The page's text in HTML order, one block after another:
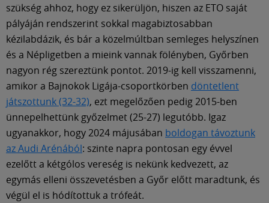
szükség ahhoz, hogy ez sikerüljön, hiszen az ETO saját
pályáján rendszerint sokkal magabiztosabban
kézilabdázik, és bár a közelmúltban semleges helyszínen
és a Népligetben a mieink vannak fölényben, Győrben
nagyon rég szereztünk pontot. 2019-ig kell visszamenni,
amikor a Bajnokok Ligája-csoportkörben döntetlent
játszottunk (32-32), ezt megelőzően pedig 2015-ben
ünnepelhettünk győzelmet (25-27) legutóbb. Igaz
ugyanakkor, hogy 2024 májusában boldogan távoztunk
az Audi Arénából: szinte napra pontosan egy évvel
ezelőtt a kétgólos vereség is nekünk kedvezett, az
egymás elleni összevetésben a Győr előtt maradtunk, és
végül el is hódítottuk a trófeát.